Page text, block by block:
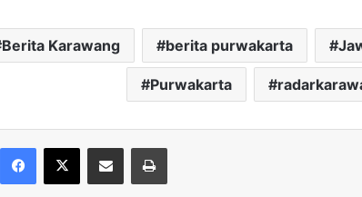
Berita Karawang berita purwakarta
Purwakarta
Facebook
X Share via Email Print